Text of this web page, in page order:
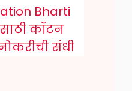
Bharti
कॉटन
संधी